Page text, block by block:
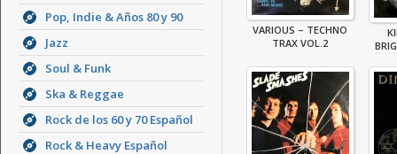
Pop, Indie & Años 80 y 90
Jazz
Soul & Funk
Ska & Reggae
Rock de los 60 y 70 Español
Rock & Heavy Español
VARIOUS – TECHNO
TRAX VOL.2